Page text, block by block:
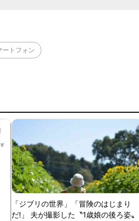
ートフォン
「ジブリの世界」「冒険のはじまり
だ!」 夫が撮影した〝1歳娘の後ろ姿〟